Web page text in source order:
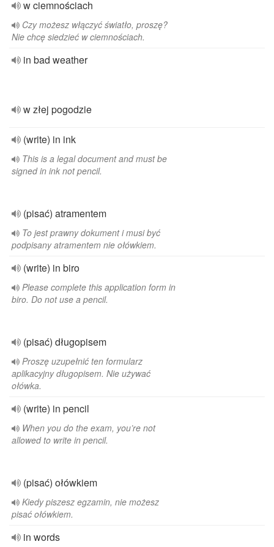
w ciemnościach
Czy możesz włączyć światło, proszę?
Nie chcę siedzieć w ciemnościach.
in bad weather
w złej pogodzie
(write) in ink
This is a legal document and must be
signed in ink not pencil.
(pisać) atramentem
To jest prawny dokument i musi być
podpisany atramentem nie ołówkiem.
(write) in biro
Please complete this application form in
biro. Do not use a pencil.
(pisać) długopisem
Proszę uzupełnić ten formularz
aplikacyjny długopisem. Nie używać
ołówka.
(write) in pencil
When you do the exam, you’re not
allowed to write in pencil.
(pisać) ołówkiem
Kiedy piszesz egzamin, nie możesz
pisać ołówkiem.
in words